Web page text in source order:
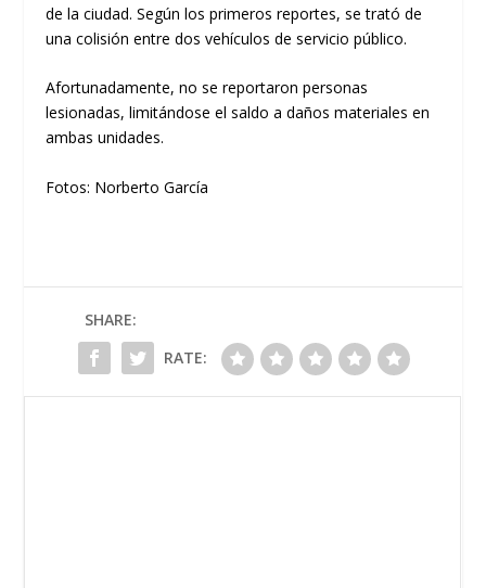
de la ciudad. Según los primeros reportes, se trató de
una colisión entre dos vehículos de servicio público.
Afortunadamente, no se reportaron personas
lesionadas, limitándose el saldo a daños materiales en
ambas unidades.
Fotos: Norberto García
SHARE:
RATE: